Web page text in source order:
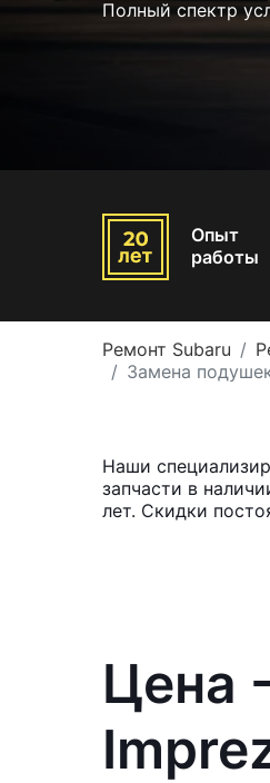
Полный спектр
Опыт
работы
Ремонт Subaru
Замена
Наши
запчасти в
лет. Скидки
Цена